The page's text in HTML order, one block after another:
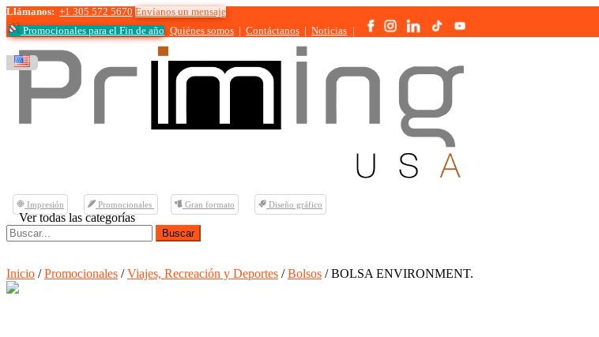
Llámanos: +1 305 572 5670 Envíanos un mensaje
Promocionales para elFin de año Quiénes somos Contáctanos Noticias
Impresión Promocionales Gran formato Diseño gráfico
Ver todas las categorías
Buscar:
Inicio /Promocionales /Viajes, Recreación y Deportes /Bolsos / BOLSA ENVIRONMENT.